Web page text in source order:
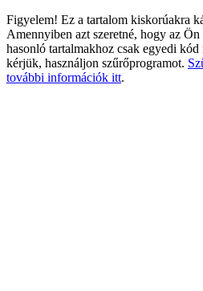
Figyelem! Ez a tartalom kiskorúakra
Amennyiben azt szeretné, hogy az
hasonló tartalmakhoz csak egyedi kód
kérjük, használjon szűrőprogramot.
további információk itt.